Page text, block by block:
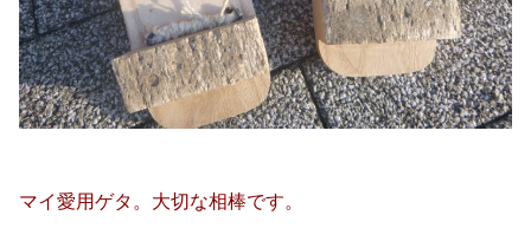
マイ愛用ゲタ。大切な相棒です。